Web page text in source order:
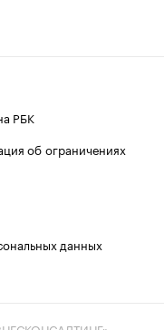
РБК
об ограничениях
данных